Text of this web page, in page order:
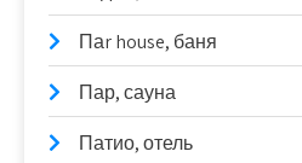
Паr house, баня
Пар, сауна
Патио, отель